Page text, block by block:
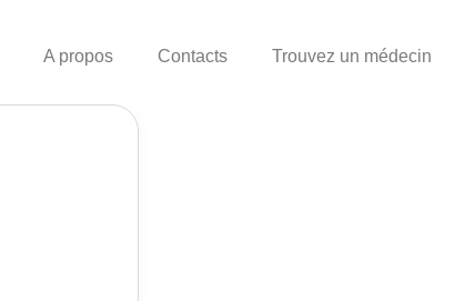
A propos Contacts Trouvez un médecin